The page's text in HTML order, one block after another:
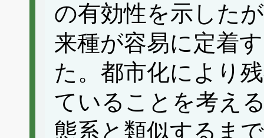
の有効性を示した
来種が容易に定着
た。都市化により
ていることを考え
態系と類似するま